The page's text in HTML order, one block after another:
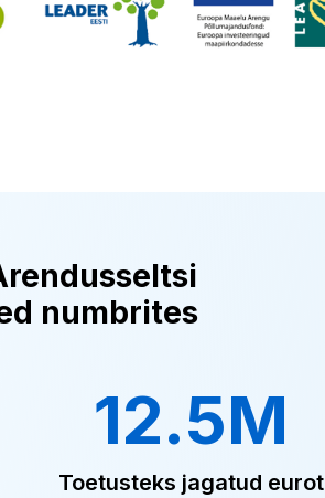
numbrites
12.5M
Toetusteks jagatud eurot